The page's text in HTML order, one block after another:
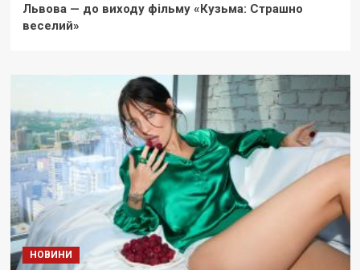
Львова — до виходу фільму «Кузьма: Страшно
веселий»
НОВИНИ